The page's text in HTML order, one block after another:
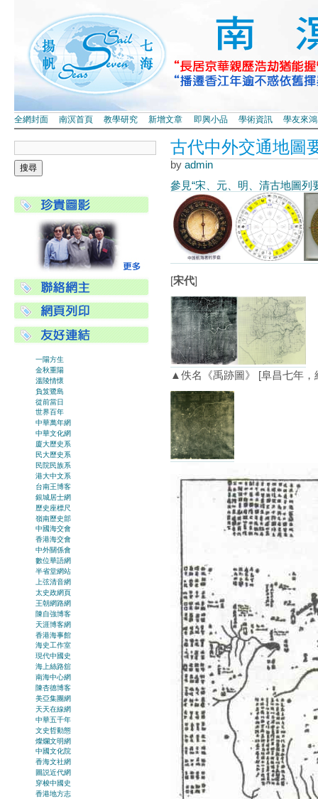
全網封面 南溟首頁 教學研究 新增文章 即興小品 學術資訊 學友來鴻
古代中外交通地圖
by admin
參見“宋、元、明、清古地圖列
[宋代]
▲佚名《禹跡圖》 [阜昌七年，
一陽方生
金秋重陽
溫陵情懷
負笈鷺島
從前當日
世界百年
中華萬年網
中華文化網
廈大歷史系
民大歷史系
民院民族系
港大中文系
台南王博客
銀城居士網
歷史座標尺
嶺南歷史部
中國海交會
香港海交會
中外關係會
數位華語網
半省堂網站
上弦清音網
太史政網頁
王朝網路網
陳自強博客
天涯博客網
香港海事館
海史工作室
現代中國史
海上絲路舘
南海中心網
陳杏德博客
美亞集團網
天天在線網
中華五千年
文史哲動態
燦爛文明網
中國文化院
香海文社網
圖説近代網
穿梭中國史
香港地方志